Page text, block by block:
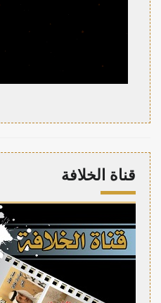
قناة الخلافة